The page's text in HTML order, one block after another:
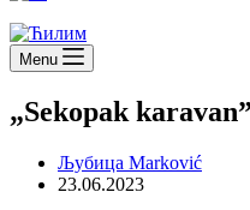
Menu
„Sekopak
Љубица Marković
23.06.2023